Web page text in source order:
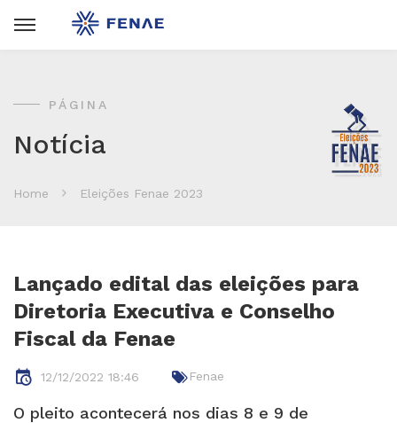
PÁGINA
Notícia
Home Eleições Fenae 2023
Lançado edital das eleições para
Diretoria Executiva e Conselho
Fiscal da Fenae
12/12/2022 18:46 Fenae
O pleito acontecerá nos dias 8 e 9 de